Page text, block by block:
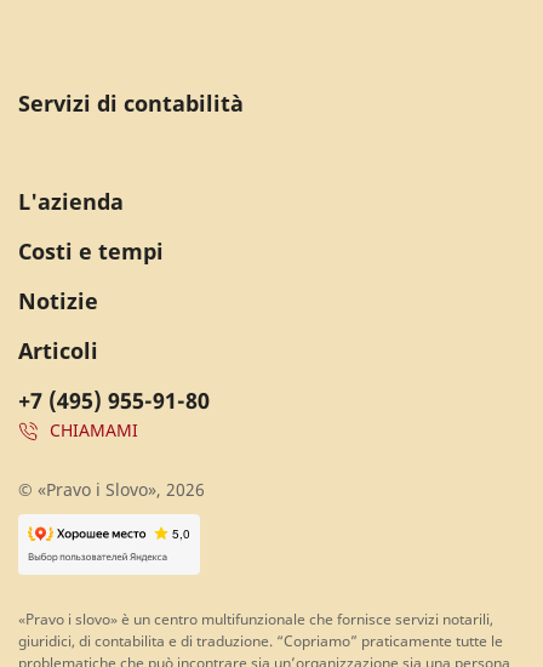
Servizi di contabilità
+7 (495) 955-91-80
CHIAMAMI
L'azienda
Costi e tempi
Notizie
Articoli
© «Pravo i Slovo», 2026
«Pravo i slovo» è un centro multifunzionale che fornisce servizi notarili,
giuridici, di contabilita e di traduzione. “Copriamo” praticamente tutte le
problematiche che può incontrare sia un’organizzazione sia una persona